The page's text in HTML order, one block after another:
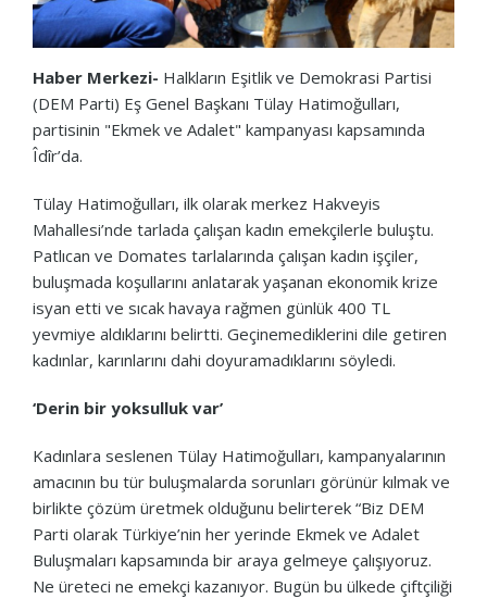
Haber Merkezi- Halkların Eşitlik ve Demokrasi Partisi
(DEM Parti) Eş Genel Başkanı Tülay Hatimoğulları,
partisinin "Ekmek ve Adalet" kampanyası kapsamında
Îdîr’da.
Tülay Hatimoğulları, ilk olarak merkez Hakveyis
Mahallesi’nde tarlada çalışan kadın emekçilerle buluştu.
Patlıcan ve Domates tarlalarında çalışan kadın işçiler,
buluşmada koşullarını anlatarak yaşanan ekonomik krize
isyan etti ve sıcak havaya rağmen günlük 400 TL
yevmiye aldıklarını belirtti. Geçinemediklerini dile getiren
kadınlar, karınlarını dahi doyuramadıklarını söyledi.
‘Derin bir yoksulluk var’
Kadınlara seslenen Tülay Hatimoğulları, kampanyalarının
amacının bu tür buluşmalarda sorunları görünür kılmak ve
birlikte çözüm üretmek olduğunu belirterek “Biz DEM
Parti olarak Türkiye’nin her yerinde Ekmek ve Adalet
Buluşmaları kapsamında bir araya gelmeye çalışıyoruz.
Ne üreteci ne emekçi kazanıyor. Bugün bu ülkede çiftçiliği